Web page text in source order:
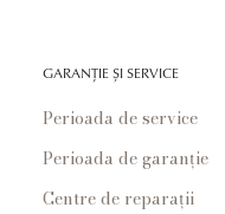
GARANȚIE ȘI SERVICE
Perioada de service
Perioada de garanție
Centre de reparații